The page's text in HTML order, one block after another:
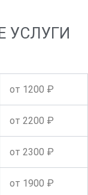
УСЛУГИ
от 1200 ₽
от 2200 ₽
от 2300 ₽
от 1900 ₽